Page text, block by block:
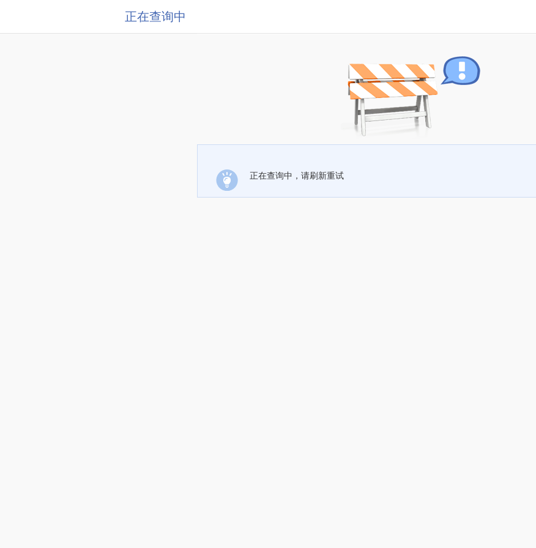
正在查询中
正在查询中，请刷新重试